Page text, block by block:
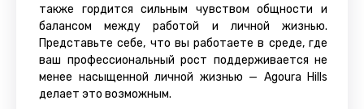
также гордится сильным чувством общности и
балансом между работой и личной жизнью.
Представьте себе, что вы работаете в среде, где
ваш профессиональный рост поддерживается не
менее насыщенной личной жизнью — Agoura Hills
делает это возможным.